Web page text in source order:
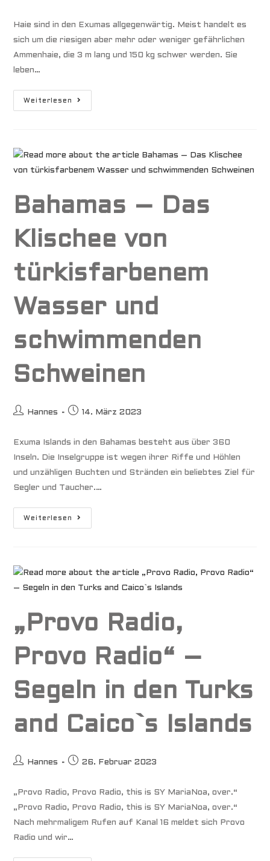
Haie sind in den Exumas allgegenwärtig. Meist handelt es
sich um die riesigen aber mehr oder weniger gefährlichen
Ammenhaie, die 3 m lang und 150 kg schwer werden. Sie
leben…
Weiterlesen Haie
Bahamas – Das
Klischee von
türkisfarbenem
Wasser und
schwimmenden
Schweinen
Beitrags-
Hannes
Beitrag
14. März 2023
Exuma Islands in den Bahamas besteht aus über 360
Inseln. Die Inselgruppe ist wegen ihrer Riffe und Höhlen
und unzähligen Buchten und Stränden ein beliebtes Ziel für
Segler und Taucher.…
Weiterlesen
Bahamas
Wasser
Und
Schwimmenden
„Provo Radio,
Provo Radio“ –
Segeln in den Turks
and Caico`s Islands
Beitrags-
Hannes
Beitrag
26. Februar 2023
„Provo Radio, Provo Radio, this is SY MariaNoa, over.“
„Provo Radio, Provo Radio, this is SY MariaNoa, over.“
Nach mehrmaligem Rufen auf Kanal 16 meldet sich Provo
Radio und wir…